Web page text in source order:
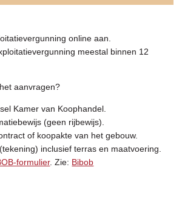
online aan.
meestal binnen 12
aanvragen?
Kamer van Koophandel.
(geen rijbewijs).
of koopakte van het gebouw.
inclusief terras en maatvoering.
formulier. Zie: Bibob